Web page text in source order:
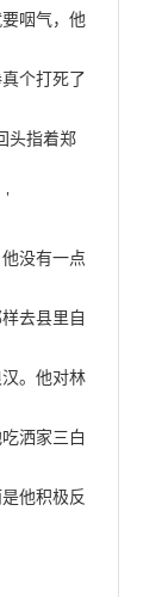
咽气，他
个打死了
头指着郑
没有一点
去县里自
。他对林
洒家三白
他积极反